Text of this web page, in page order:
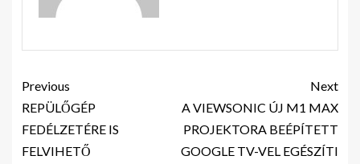
Previous
REPÜLŐGÉP
FEDÉLZETÉRE IS
FELVIHETŐ
Next
A VIEWSONIC ÚJ M1 MAX
PROJEKTORA BEÉPÍTETT
GOOGLE TV-VEL EGÉSZÍTI